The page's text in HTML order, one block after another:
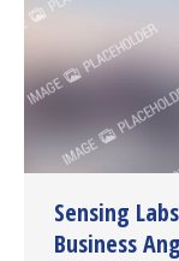
Sensing
Business